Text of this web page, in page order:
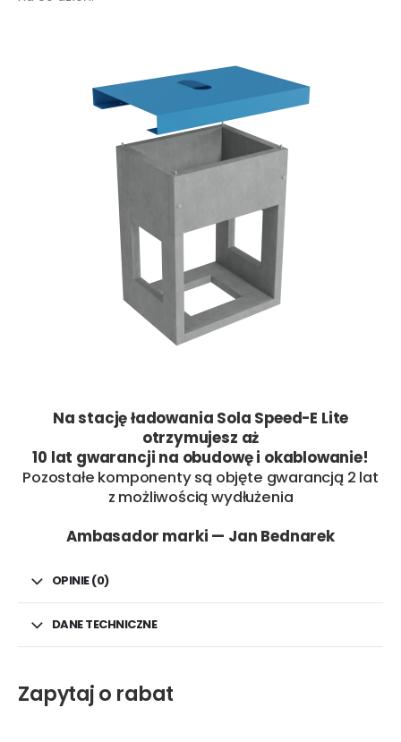
Na stację ładowania Sola Speed-E Lite
otrzymujesz aż
10 lat gwarancji na obudowę i okablowanie!
Pozostałe komponenty są objęte gwarancją 2 lat
z możliwością wydłużenia
Ambasador marki — Jan Bednarek
OPINIE (0)
DANE TECHNICZNE
Zapytaj o rabat